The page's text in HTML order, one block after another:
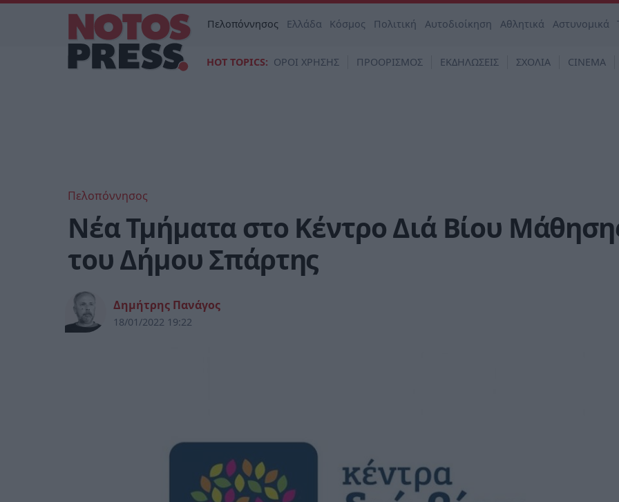
Πελοπόννησος Ελλάδα Κόσμος Πολιτική Αυτοδιοίκηση Αθλητικά Αστυνομικά
HOT TOPICS: ΟΡΟΙ ΧΡΗΣΗΣ ΠΡΟΟΡΙΣΜΟΣ ΕΚΔΗΛΩΣΕΙΣ ΣΧΟΛΙΑ CINEMA
Πελοπόννησος
Νέα Τμήματα στο Κέντρο Διά Βίου
του Δήμου Σπάρτης
Δημήτρης Πανάγος
18/01/2022 19:22